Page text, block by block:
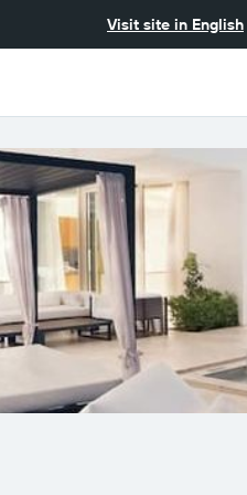
Visit site in English